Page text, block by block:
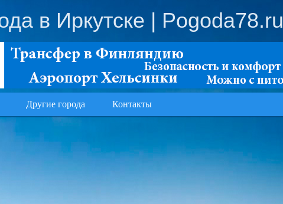
в Иркутске | Pogoda78.ru
Другие города Контакты